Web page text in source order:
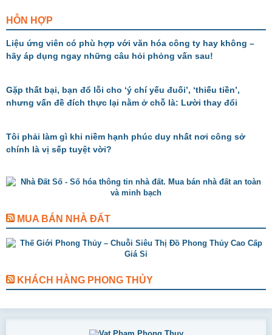
HỖN HỢP
Liệu ứng viên có phù hợp với văn hóa công ty hay không –
hãy áp dụng ngay những câu hỏi phỏng vấn sau!
Gặp thất bại, bạn đổ lỗi cho ‘ý chí yếu đuối’, ‘thiếu tiền’,
nhưng vấn đề đích thực lại nằm ở chỗ là: Lười thay đổi
Tôi phải làm gì khi niềm hạnh phúc duy nhất nơi công sở
chính là vị sếp tuyệt vời?
MUA BÁN NHÀ ĐẤT
KHÁCH HÀNG PHONG THỦY